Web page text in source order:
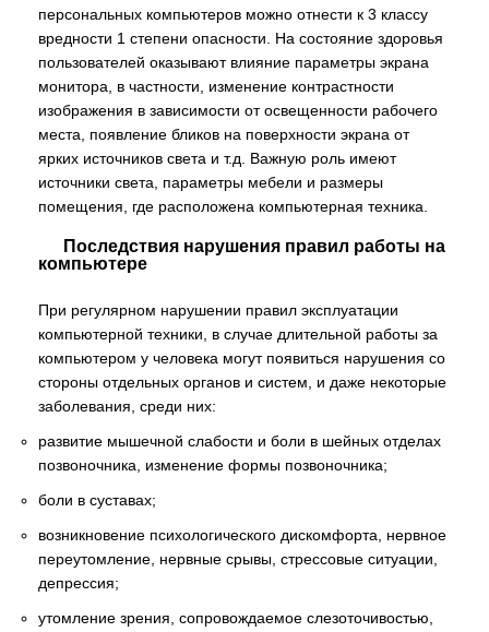
персональных компьютеров можно отнести к 3 классу
вредности 1 степени опасности. На состояние здоровья
пользователей оказывают влияние параметры экрана
монитора, в частности, изменение контрастности
изображения в зависимости от освещенности рабочего
места, появление бликов на поверхности экрана от
ярких источников света и т.д. Важную роль имеют
источники света, параметры мебели и размеры
помещения, где расположена компьютерная техника.
Последствия нарушения правил работы на
компьютере
При регулярном нарушении правил эксплуатации
компьютерной техники, в случае длительной работы за
компьютером у человека могут появиться нарушения со
стороны отдельных органов и систем, и даже некоторые
заболевания, среди них:
развитие мышечной слабости и боли в шейных отделах
позвоночника, изменение формы позвоночника;
боли в суставах;
возникновение психологического дискомфорта, нервное
переутомление, нервные срывы, стрессовые ситуации,
депрессия;
утомление зрения, сопровождаемое слезоточивостью,